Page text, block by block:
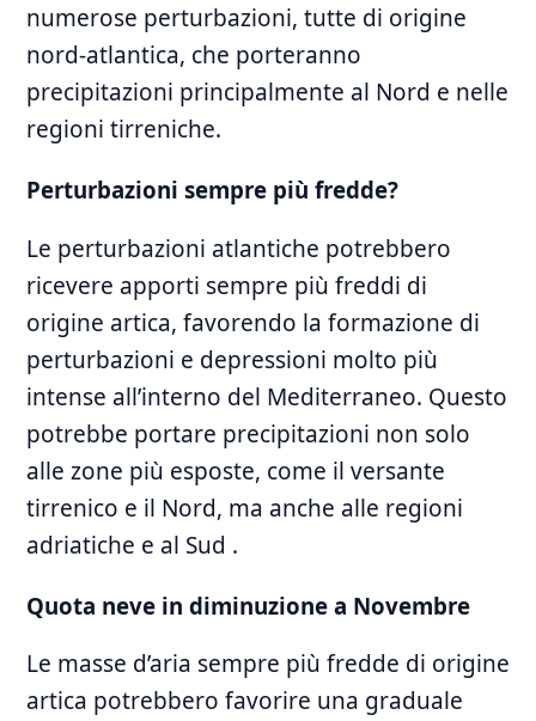
numerose perturbazioni, tutte di origine
nord-atlantica, che porteranno
precipitazioni⁤ principalmente al Nord e nelle
regioni tirreniche.
Perturbazioni sempre più fredde?
Le‌ perturbazioni‍ atlantiche potrebbero
ricevere apporti sempre più freddi di
origine artica, favorendo la formazione di
perturbazioni e depressioni molto più
intense all’interno ⁢del Mediterraneo. Questo
potrebbe portare precipitazioni‍ non solo
alle⁢ zone più esposte, come il versante
tirrenico e il Nord, ma anche alle regioni
adriatiche e al Sud .
Quota neve in diminuzione⁢ a⁢ Novembre
Le masse d’aria sempre più fredde di ⁤origine
artica potrebbero favorire una graduale​